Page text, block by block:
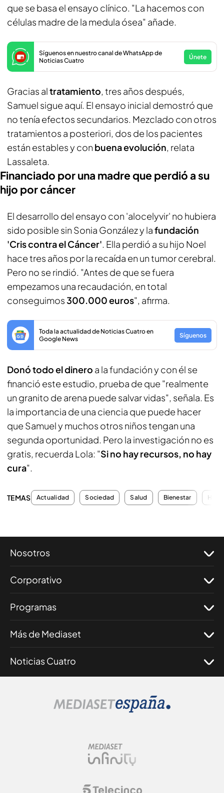
que se basa el ensayo clínico. "La hacemos con
células madre de la medula ósea" añade.
Síguenos en nuestro canal de WhatsApp de
Noticias Cuatro
Únete
Gracias altratamiento, tres años después,
Samuel sigue aquí. El ensayo inicial demostró que
no tenía efectos secundarios. Mezclado con otros
tratamientos a posteriori, dos de los pacientes
están estables y con buena evolución, relata
Lassaleta.
Financiado por una madre que perdió a su
hijo por cáncer
El desarrollo del ensayo con 'alocelyvir' no hubiera
sido posible sin Sonia González y lafundación
'Cris contra el Cáncer'. Ella perdió a su hijo Noel
hace tres años por la recaída en un tumor cerebral.
Pero no se rindió. "Antes de que se fuera
empezamos una recaudación, en total
conseguimos300.000 euros", afirma.
Toda la actualidad de Noticias Cuatro en
Google News
Síguenos
Donó todo el dinero a la fundación y con él se
financió este estudio, prueba de que "realmente
un granito de arena puede salvar vidas", señala. Es
la importancia de una ciencia que puede hacer
que Samuel y muchos otros niños tengan una
segunda oportunidad. Pero la investigación no es
gratis, recuerda Lola: "Si no hay recursos, no hay
cura".
TEMAS Actualidad Sociedad Salud Bienestar
Nosotros
Corporativo
Programas
Más de Mediaset
Noticias Cuatro